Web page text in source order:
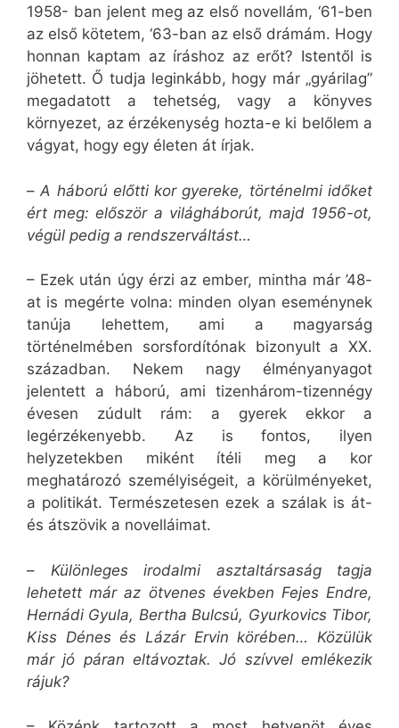
1958- ban jelent meg az első novellám, ‘61-ben
az első kötetem, ‘63-ban az első drámám. Hogy
honnan kaptam az íráshoz az erőt? Istentől is
jöhetett. Ő tudja leginkább, hogy már „gyárilag”
megadatott a tehetség, vagy a könyves
környezet, az érzékenység hozta-e ki belőlem a
vágyat, hogy egy életen át írjak.
–A háború előtti kor gyereke, történelmi időket
ért meg: először a világháborút, majd 1956-ot,
végül pedig a rendszerváltást…
– Ezek után úgy érzi az ember, mintha már ’48-
at is megérte volna: minden olyan eseménynek
tanúja lehettem, ami a magyarság
történelmében sorsfordítónak bizonyult a XX.
században. Nekem nagy élményanyagot
jelentett a háború, ami tizenhárom-tizennégy
évesen zúdult rám: a gyerek ekkor a
legérzékenyebb. Az is fontos, ilyen
helyzetekben miként ítéli meg a kor
meghatározó személyiségeit, a körülményeket,
a politikát. Természetesen ezek a szálak is át-
és átszövik a novelláimat.
– Különleges irodalmi asztaltársaság tagja
lehetett már az ötvenes években Fejes Endre,
Hernádi Gyula, Bertha Bulcsú, Gyurkovics Tibor,
Kiss Dénes és Lázár Ervin körében… Közülük
már jó páran eltávoztak. Jó szívvel emlékezik
rájuk?